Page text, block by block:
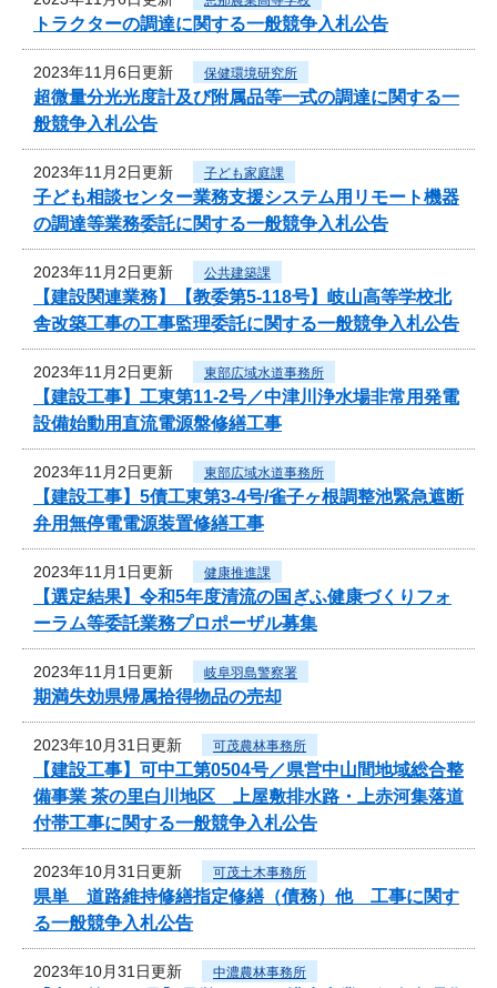
トラクターの調達に関する一般競争入札公告
2023年11月6日更新 保健環境研究所
超微量分光光度計及び附属品等一式の調達に関する一
般競争入札公告
2023年11月2日更新 子ども家庭課
子ども相談センター業務支援システム用リモート機器
の調達等業務委託に関する一般競争入札公告
2023年11月2日更新 公共建築課
【建設関連業務】【教委第5-118号】岐山高等学校北
舎改築工事の工事監理委託に関する一般競争入札公告
2023年11月2日更新 東部広域水道事務所
【建設工事】工東第11-2号／中津川浄水場非常用発電
設備始動用直流電源盤修繕工事
2023年11月2日更新 東部広域水道事務所
【建設工事】5債工東第3-4号/雀子ヶ根調整池緊急遮断
弁用無停電電源装置修繕工事
2023年11月1日更新 健康推進課
【選定結果】令和5年度清流の国ぎふ健康づくりフォ
ーラム等委託業務プロポーザル募集
2023年11月1日更新 岐阜羽島警察署
期満失効県帰属拾得物品の売却
2023年10月31日更新 可茂農林事務所
【建設工事】可中工第0504号／県営中山間地域総合整
備事業 茶の里白川地区 上屋敷排水路・上赤河集落道
付帯工事に関する一般競争入札公告
2023年10月31日更新 可茂土木事務所
県単 道路維持修繕指定修繕（債務）他 工事に関す
る一般競争入札公告
2023年10月31日更新 中濃農林事務所